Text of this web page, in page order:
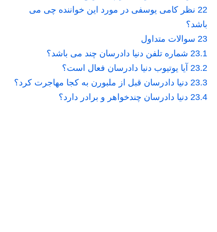
22 نظر کامی یوسفی در مورد این خواننده چی می
باشد؟
23 سوالات متداول
23.1 شماره تلفن دنیا دادرسان چند می باشد؟
23.2 آیا یوتیوب دنیا دادرسان فعال است؟
23.3 دنیا دادرسان قبل از ملبورن به کجا مهاجرت کرد؟
23.4 دنیا دادرسان چندخواهر و برادر دارد؟